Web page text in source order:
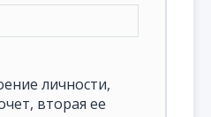
личности,
вторая ее